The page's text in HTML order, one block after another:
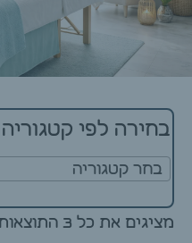
בחירה לפי קטגוריה
בחר קטגוריה
מציגים את כל ⁦3⁩ התוצאות